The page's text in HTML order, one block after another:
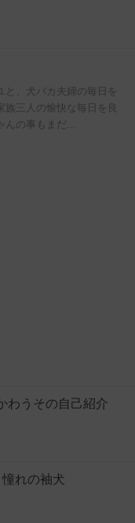
と、犬バカ夫婦の毎日を
族三人の愉快な毎日を良
んの事もまだ…
わうその自己紹介
れの袖犬